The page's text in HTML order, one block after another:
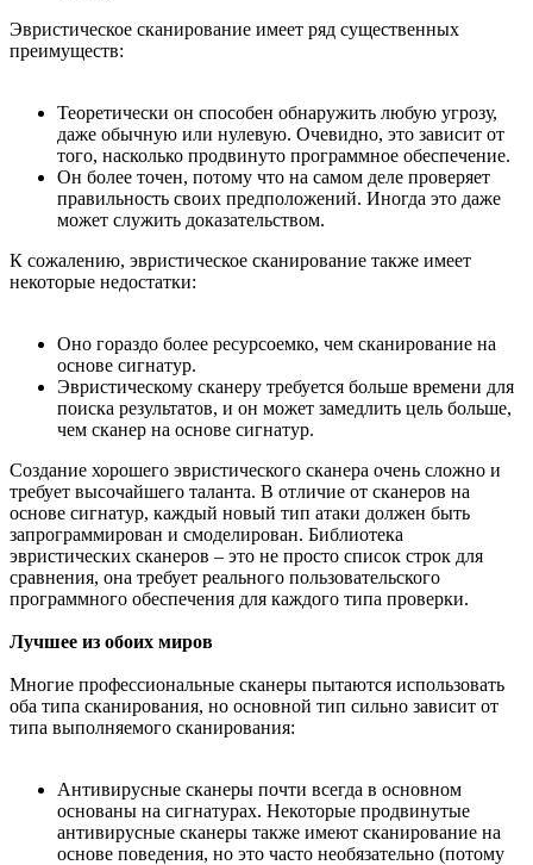
Эвристическое сканирование имеет ряд существенных
преимуществ:
Теоретически он способен обнаружить любую угрозу,
даже обычную или нулевую. Очевидно, это зависит от
того, насколько продвинуто программное обеспечение.
Он более точен, потому что на самом деле проверяет
правильность своих предположений. Иногда это даже
может служить доказательством.
К сожалению, эвристическое сканирование также имеет
некоторые недостатки:
Оно гораздо более ресурсоемко, чем сканирование на
основе сигнатур.
Эвристическому сканеру требуется больше времени для
поиска результатов, и он может замедлить цель больше,
чем сканер на основе сигнатур.
Создание хорошего эвристического сканера очень сложно и
требует высочайшего таланта. В отличие от сканеров на
основе сигнатур, каждый новый тип атаки должен быть
запрограммирован и смоделирован. Библиотека
эвристических сканеров – это не просто список строк для
сравнения, она требует реального пользовательского
программного обеспечения для каждого типа проверки.
Лучшее из обоих миров
Многие профессиональные сканеры пытаются использовать
оба типа сканирования, но основной тип сильно зависит от
типа выполняемого сканирования:
Антивирусные сканеры почти всегда в основном
основаны на сигнатурах. Некоторые продвинутые
антивирусные сканеры также имеют сканирование на
основе поведения, но это часто необязательно (потому